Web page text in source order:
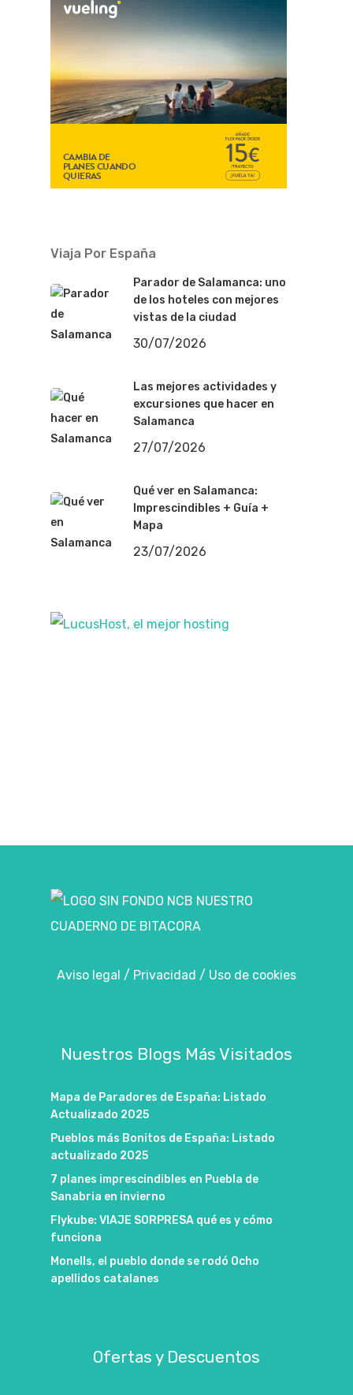
Viaja Por España
Parador de Salamanca: uno
de los hoteles con mejores
vistas de la ciudad
30/07/2026
Las mejores actividades y
excursiones que hacer en
Salamanca
27/07/2026
Qué ver en Salamanca:
Imprescindibles + Guía +
Mapa
23/07/2026
Aviso legal / Privacidad / Uso de cookies
Nuestros Blogs Más Visitados
Mapa de Paradores de España: Listado
Actualizado 2025
Pueblos más Bonitos de España: Listado
actualizado 2025
7 planes imprescindibles en Puebla de
Sanabria en invierno
Flykube: VIAJE SORPRESA qué es y cómo
funciona
Monells, el pueblo donde se rodó Ocho
apellidos catalanes
Ofertas y Descuentos